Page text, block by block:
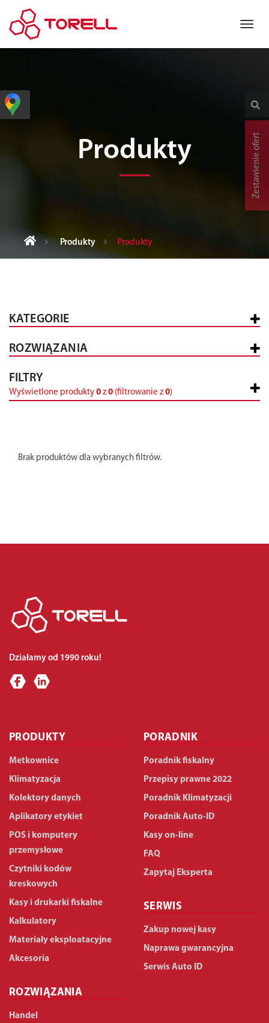
Produkty
Produkty Produkty
KATEGORIE
ROZWIĄZANIA
FILTRY
Wyświetlone produkty 0 z0 (filtrowanie z0)
Brak produktów dla wybranych filtrów.
Działamy od 1990 roku!
PRODUKTY
Metkownice
Klimatyzacja
Kolektory danych
Aplikatory etykiet
POS i komputery
przemysłowe
Czytniki kodów
kreskowych
Kasy i drukarki fiskalne
Kalkulatory
Materiały eksploatacyjne
Akcesoria
ROZWIĄZANIA
Handel
PORADNIK
Poradnik fiskalny
Przepisy prawne 2022
Poradnik Klimatyzacji
Poradnik Auto-ID
Kasy on-line
FAQ
Zapytaj Eksperta
SERWIS
Zakup nowej kasy
Naprawa gwarancyjna
Serwis Auto ID
Zestawienie ofert